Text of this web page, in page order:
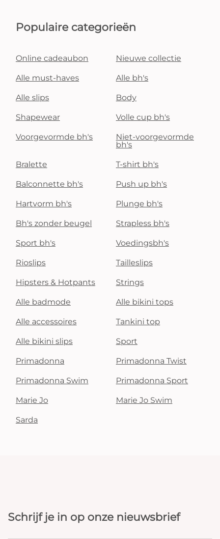
Populaire categorieën
Online cadeaubon Nieuwe collectie
Alle must-haves Alle bh's
Alle slips Body
Shapewear Volle cup bh's
Voorgevormde bh's
Niet-voorgevormde
bh's
Bralette T-shirt bh's
Balconnette bh's Push up bh's
Hartvorm bh's Plunge bh's
Bh's zonder beugel Strapless bh's
Sport bh's Voedingsbh's
Rioslips Tailleslips
Hipsters & Hotpants Strings
Alle badmode Alle bikini tops
Alle accessoires Tankini top
Alle bikini slips Sport
Primadonna Primadonna Twist
Primadonna Swim Primadonna Sport
Marie Jo Marie Jo Swim
Sarda
Schrijf je in op onze nieuwsbrief